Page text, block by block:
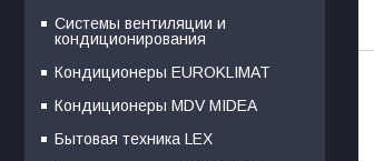
Системы вентиляции и
кондиционирования
Кондиционеры EUROKLIMAT
Кондиционеры MDV MIDEA
Бытовая техника LEX